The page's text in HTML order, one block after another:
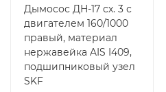
Дымосос ДН-17 сх. 3 с
двигателем 160/1000
правый, материал
нержавейка AIS I409,
подшипниковый узел
SKF